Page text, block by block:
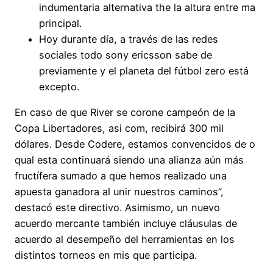
indumentaria alternativa the la altura entre ma
principal.
Hoy durante día, a través de las redes
sociales todo sony ericsson sabe de
previamente y el planeta del fútbol zero está
excepto.
En caso de que River se corone campeón de la
Copa Libertadores, asi com, recibirá 300 mil
dólares. Desde Codere, estamos convencidos de o
qual esta continuará siendo una alianza aún más
fructífera sumado a que hemos realizado una
apuesta ganadora al unir nuestros caminos”,
destacó este directivo. Asimismo, un nuevo
acuerdo mercante también incluye cláusulas de
acuerdo al desempeño del herramientas en los
distintos torneos en mis que participa.